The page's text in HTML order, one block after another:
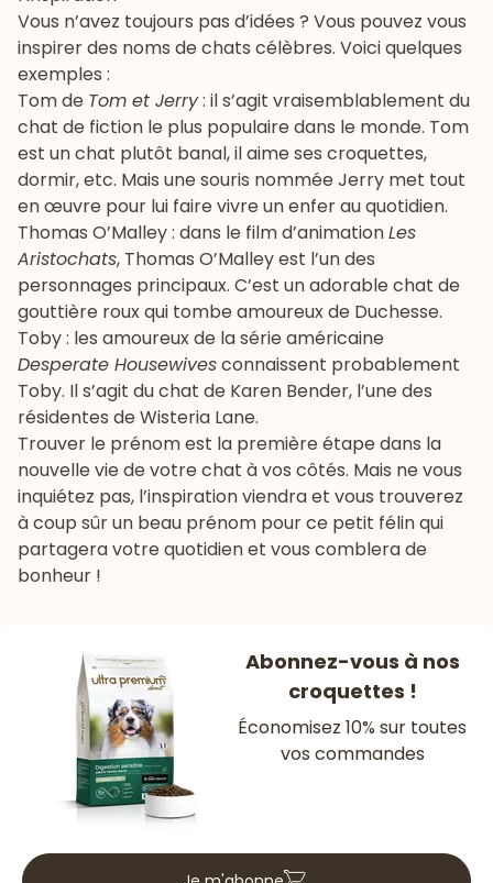
Vous n’avez toujours pas d’idées ? Vous pouvez vous
inspirer des noms de chats célèbres. Voici quelques
exemples :
Tom de Tom et Jerry: il s’agit vraisemblablement du
chat de fiction le plus populaire dans le monde. Tom
est un chat plutôt banal, il aime ses croquettes,
dormir, etc. Mais une souris nommée Jerry met tout
en œuvre pour lui faire vivre un enfer au quotidien.
Thomas O’Malley : dans le film d’animationLes
Aristochats, Thomas O’Malley est l’un des
personnages principaux. C’est un adorable chat de
gouttière roux qui tombe amoureux de Duchesse.
Toby : les amoureux de la série américaine
Desperate Housewivesconnaissent probablement
Toby. Il s’agit du chat de Karen Bender, l’une des
résidentes de Wisteria Lane.
Trouver le prénom est la première étape dans la
nouvelle vie de votre chat à vos côtés. Mais ne vous
inquiétez pas, l’inspiration viendra et vous trouverez
à coup sûr un beau prénom pour ce petit félin qui
partagera votre quotidien et vous comblera de
bonheur !
Abonnez-vous à nos
croquettes !
Économisez 10% sur toutes
vos commandes